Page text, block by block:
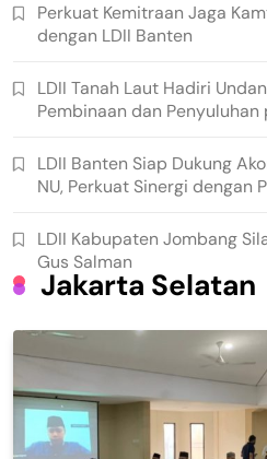
Jakarta Selatan
Perkuat Kemitraan Jaga
dengan LDII Banten
LDII Tanah Laut Hadiri
Pembinaan dan Penyuluhan
LDII Banten Siap Dukung
NU, Perkuat Sinergi dengan
LDII Kabupaten Jombang
Gus Salman